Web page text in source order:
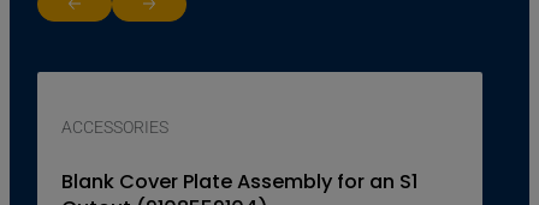
Return to previous slide
Jump to next slide
ACCESSORIES
Blank Cover Plate Assembly for an S1